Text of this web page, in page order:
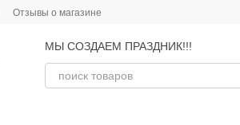
Отзывы о магазине
МЫ СОЗДАЕМ ПРАЗДНИК!!!